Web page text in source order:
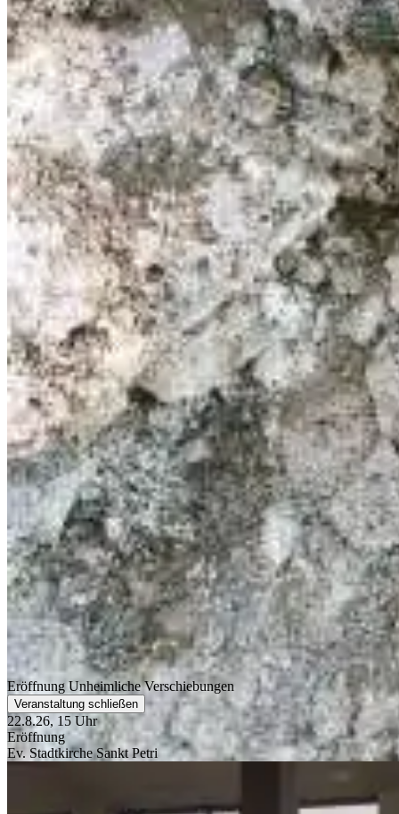
Eröffnung Unheimliche Verschiebungen
Veranstaltung schließen
22.8.26, 15 Uhr
Eröffnung
Ev. Stadtkirche Sankt Petri